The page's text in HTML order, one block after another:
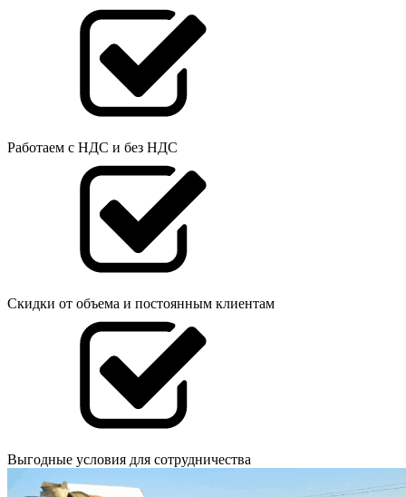
Работаем с НДС и без НДС
Скидки от объема и постоянным клиентам
Выгодные условия для сотрудничества